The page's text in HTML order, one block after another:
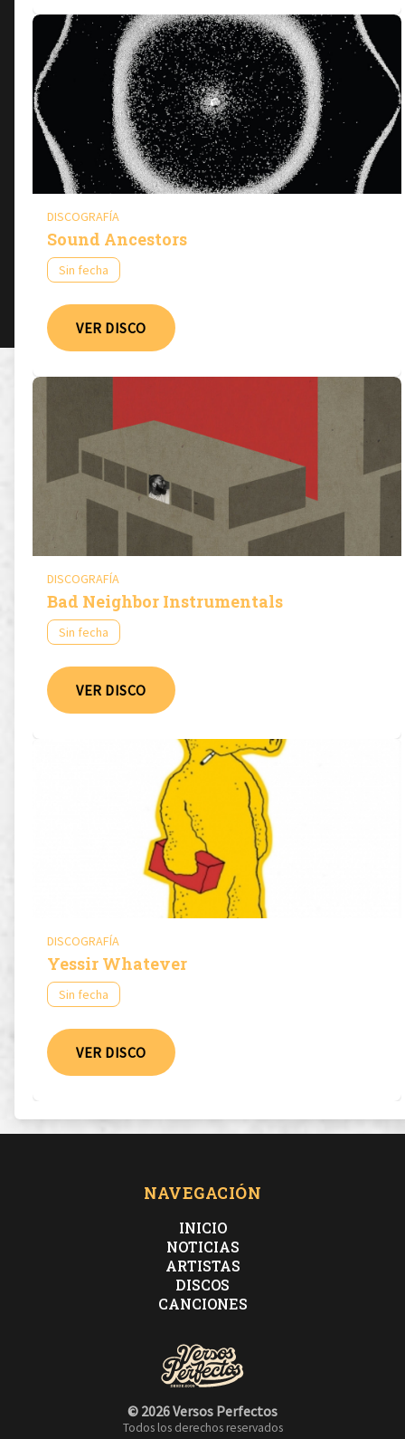
DISCOGRAFÍA
Sound Ancestors
Sin fecha
VER DISCO
DISCOGRAFÍA
Bad Neighbor Instrumentals
Sin fecha
VER DISCO
DISCOGRAFÍA
Yessir Whatever
Sin fecha
VER DISCO
NAVEGACIÓN
INICIO
NOTICIAS
ARTISTAS
DISCOS
CANCIONES
© 2026 Versos Perfectos
Todos los derechos reservados